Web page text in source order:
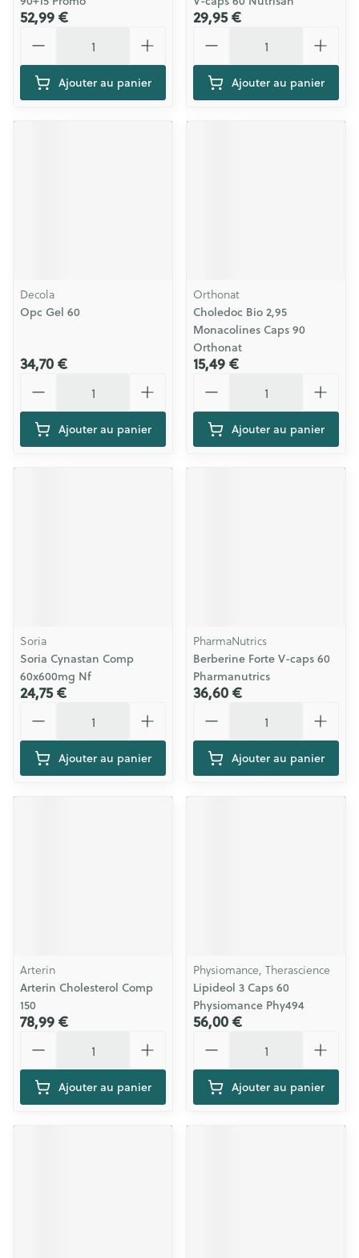
52,99 €
Ajouter au panier
29,95 €
Ajouter au panier
Decola
Opc Gel 60
34,70 €
Ajouter au panier
Orthonat
Choledoc Bio 2,95
Monacolines Caps 90
Orthonat
15,49 €
Ajouter au panier
Soria
Soria Cynastan Comp
60x600mg Nf
24,75 €
Ajouter au panier
PharmaNutrics
Berberine Forte V-caps 60
Pharmanutrics
36,60 €
Ajouter au panier
Arterin
Arterin Cholesterol Comp
150
78,99 €
Ajouter au panier
Physiomance, Therascience
Lipideol 3 Caps 60
Physiomance Phy494
56,00 €
Ajouter au panier